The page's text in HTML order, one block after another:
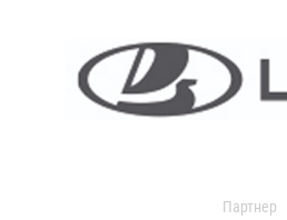
Партнер